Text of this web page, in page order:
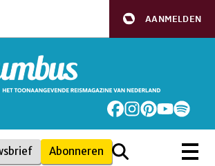
AANMELDEN
Abonneren